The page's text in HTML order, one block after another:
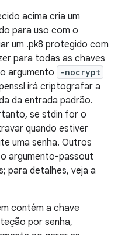
acima cria um
para uso com o
um .pk8 protegido com
para todas as chaves
argumento
-nocrypt
irá criptografar a
da entrada padrão.
se stdin for o
quando estiver
uma senha. Outros
argumento-passout
para detalhes, veja a
contém a chave
por senha,